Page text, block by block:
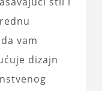
vam
dizajn